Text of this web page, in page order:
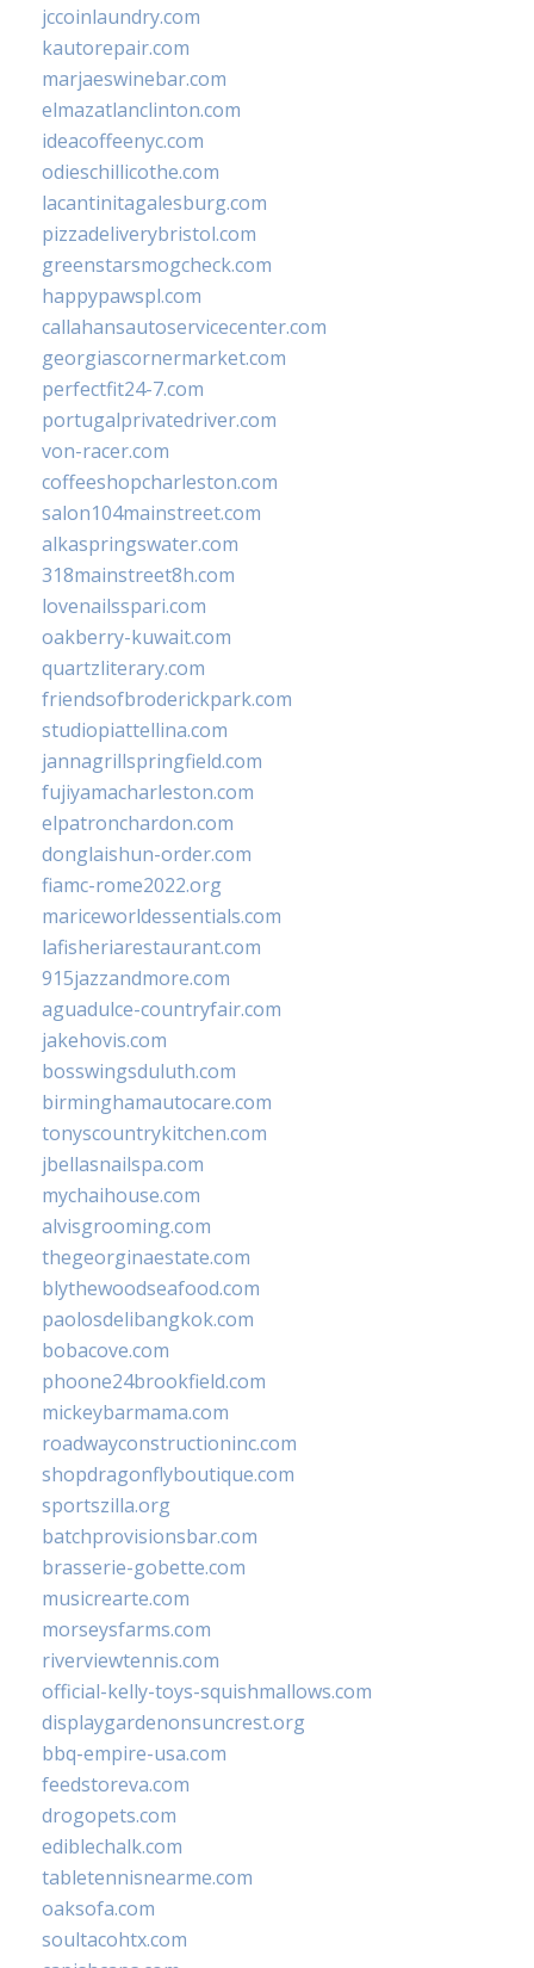
jccoinlaundry.com
kautorepair.com
marjaeswinebar.com
elmazatlanclinton.com
ideacoffeenyc.com
odieschillicothe.com
lacantinitagalesburg.com
pizzadeliverybristol.com
greenstarsmogcheck.com
happypawspl.com
callahansautoservicecenter.com
georgiascornermarket.com
perfectfit24-7.com
portugalprivatedriver.com
von-racer.com
coffeeshopcharleston.com
salon104mainstreet.com
alkaspringswater.com
318mainstreet8h.com
lovenailsspari.com
oakberry-kuwait.com
quartzliterary.com
friendsofbroderickpark.com
studiopiattellina.com
jannagrillspringfield.com
fujiyamacharleston.com
elpatronchardon.com
donglaishun-order.com
fiamc-rome2022.org
mariceworldessentials.com
lafisheriarestaurant.com
915jazzandmore.com
aguadulce-countryfair.com
jakehovis.com
bosswingsduluth.com
birminghamautocare.com
tonyscountrykitchen.com
jbellasnailspa.com
mychaihouse.com
alvisgrooming.com
thegeorginaestate.com
blythewoodseafood.com
paolosdelibangkok.com
bobacove.com
phoone24brookfield.com
mickeybarmama.com
roadwayconstructioninc.com
shopdragonflyboutique.com
sportszilla.org
batchprovisionsbar.com
brasserie-gobette.com
musicrearte.com
morseysfarms.com
riverviewtennis.com
official-kelly-toys-squishmallows.com
displaygardenonsuncrest.org
bbq-empire-usa.com
feedstoreva.com
drogopets.com
ediblechalk.com
tabletennisnearme.com
oaksofa.com
soultacohtx.com